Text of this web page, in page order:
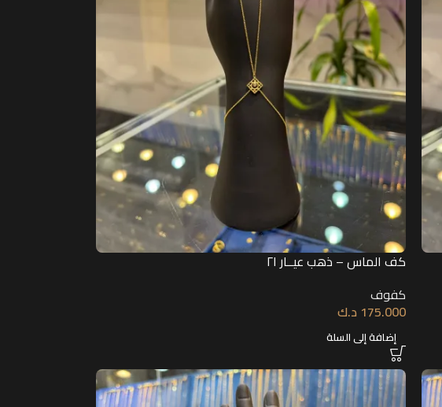
كف الماس – ذهب عيــار ٢١
كفوف
175.000 د.ك
إضافة إلى السلة